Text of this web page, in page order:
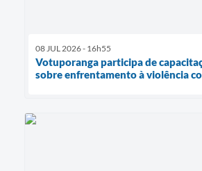
08 JUL 2026 - 16h55
Votuporanga participa de
sobre enfrentamento à violência